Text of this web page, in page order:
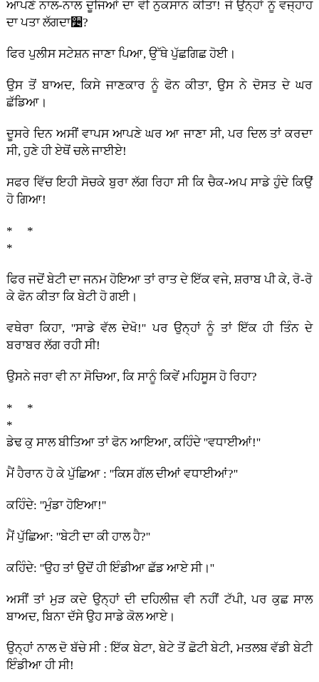
ਆਪਣੇ ਨਾਲ-ਨਾਲ ਦੂਜਿਆਂ ਦਾ ਵੀ ਨੁਕਸਾਨ ਕੀਤਾ! ਜੇ ਉਨ੍ਹਾਂ ਨੂੰ ਵਜ੍ਹਾਹ
ਦਾ ਪਤਾ ਲੱਗਦਾ૴?
ਫਿਰ ਪੁਲੀਸ ਸਟੇਸ਼ਨ ਜਾਣਾ ਪਿਆ, ਉੱਥੇ ਪੁੱਛਗਿਛ ਹੋਈ।
ਉਸ ਤੋਂ ਬਾਅਦ, ਕਿਸੇ ਜਾਣਕਾਰ ਨੂੰ ਫੋਨ ਕੀਤਾ, ਉਸ ਨੇ ਦੋਸਤ ਦੇ ਘਰ
ਛੱਡਿਆ।
ਦੂਸਰੇ ਦਿਨ ਅਸੀਂ ਵਾਪਸ ਆਪਣੇ ਘਰ ਆ ਜਾਣਾ ਸੀ, ਪਰ ਦਿਲ ਤਾਂ ਕਰਦਾ
ਸੀ, ਹੁਣੇ ਹੀ ਏਥੋਂ ਚਲੇ ਜਾਈਏ!
ਸਫਰ ਵਿੱਚ ਇਹੀ ਸੋਚਕੇ ਬੁਰਾ ਲੱਗ ਰਿਹਾ ਸੀ ਕਿ ਚੈਕ-ਅਪ ਸਾਡੇ ਹੁੰਦੇ ਕਿਉਂ
ਹੋ ਗਿਆ!
* *
*
ਫਿਰ ਜਦੋਂ ਬੇਟੀ ਦਾ ਜਨਮ ਹੋਇਆ ਤਾਂ ਰਾਤ ਦੇ ਇੱਕ ਵਜੇ, ਸ਼ਰਾਬ ਪੀ ਕੇ, ਰੋ-ਰੋ
ਕੇ ਫੋਨ ਕੀਤਾ ਕਿ ਬੇਟੀ ਹੋ ਗਈ।
ਵਥੇਰਾ ਕਿਹਾ, ''ਸਾਡੇ ਵੱਲ ਦੇਖੋ!'' ਪਰ ਉਨ੍ਹਾਂ ਨੂੰ ਤਾਂ ਇੱਕ ਹੀ ਤਿੰਨ ਦੇ
ਬਰਾਬਰ ਲੱਗ ਰਹੀ ਸੀ!
ਉਸਨੇ ਜਰਾ ਵੀ ਨਾ ਸੋਚਿਆ, ਕਿ ਸਾਨੂੰ ਕਿਵੇਂ ਮਹਿਸੂਸ ਹੋ ਰਿਹਾ?
* *
*
ਡੇਢ ਕੁ ਸਾਲ ਬੀਤਿਆ ਤਾਂ ਫੋਨ ਆਇਆ, ਕਹਿੰਦੇ ''ਵਧਾਈਆਂ!''
ਮੈਂ ਹੈਰਾਨ ਹੋ ਕੇ ਪੁੱਛਿਆ : ''ਕਿਸ ਗੱਲ ਦੀਆਂ ਵਧਾਈਆਂ?''
ਕਹਿੰਦੇ: ''ਮੁੰਡਾ ਹੋਇਆ!''
ਮੈਂ ਪੁੱਛਿਆ: ''ਬੇਟੀ ਦਾ ਕੀ ਹਾਲ ਹੈ?''
ਕਹਿੰਦੇ: ''ਉਹ ਤਾਂ ਉਦੋਂ ਹੀ ਇੰਡੀਆ ਛੱਡ ਆਏ ਸੀ।''
ਅਸੀਂ ਤਾਂ ਮੁੜ ਕਦੇ ਉਨ੍ਹਾਂ ਦੀ ਦਹਿਲੀਜ਼ ਵੀ ਨਹੀਂ ਟੱਪੀ, ਪਰ ਕੁਛ ਸਾਲ
ਬਾਅਦ, ਬਿਨਾ ਦੱਸੇ ਉਹ ਸਾਡੇ ਕੋਲ ਆਏ।
ਉਨ੍ਹਾਂ ਨਾਲ ਦੋ ਬੱਚੇ ਸੀ : ਇੱਕ ਬੇਟਾ, ਬੇਟੇ ਤੋਂ ਛੋਟੀ ਬੇਟੀ, ਮਤਲਬ ਵੱਡੀ ਬੇਟੀ
ਇੰਡੀਆ ਹੀ ਸੀ!